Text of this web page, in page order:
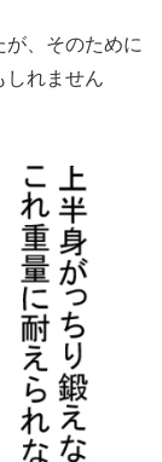
、そのために
しれません